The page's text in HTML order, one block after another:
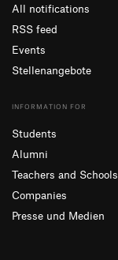
All notifications
RSS feed
Events
Stellenangebote
INFORMATION FOR
Students
Alumni
Teachers and Schools
Companies
Presse und Medien